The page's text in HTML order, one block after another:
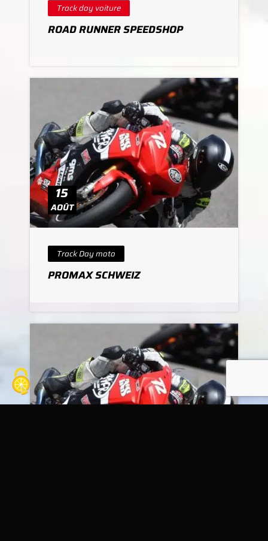
Track day voiture
ROAD RUNNER SPEEDSHOP
15
AOÛT
Track Day moto
PROMAX SCHWEIZ